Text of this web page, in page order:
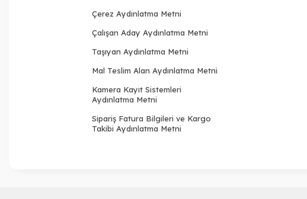
Çerez Aydınlatma Metni
Çalışan Aday Aydınlatma Metni
Taşıyan Aydınlatma Metni
Mal Teslim Alan Aydınlatma Metni
Kamera Kayıt Sistemleri
Aydınlatma Metni
Sipariş Fatura Bilgileri ve Kargo
Takibi Aydınlatma Metni